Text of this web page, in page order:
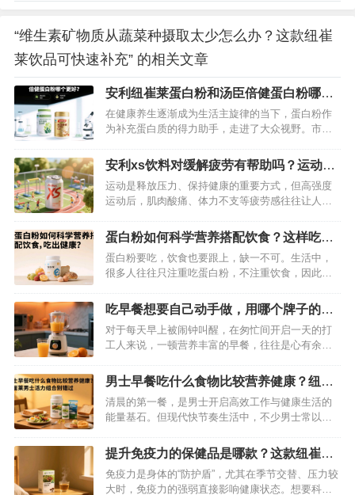
“维生素矿物质从蔬菜种摄取太少怎么办？这款纽崔
莱饮品可快速补充” 的相关文章
安利纽崔莱蛋白粉和汤臣倍健蛋白粉哪个
好？深度为你揭秘
在健康养生逐渐成为生活主旋律的当下，蛋白粉作
为补充蛋白质的得力助手，走进了大众视野。市场
汤臣倍健蛋白粉凭借较高的知名度和市场占有率，
备受消费者关注。但究竟哪一款更适合自己呢？今
天就从多个维度来剖析这两款蛋白粉，助你做出明
智之选。…
安利xs饮料对缓解疲劳有帮助吗？运动过
后喝一罐轻松消除疲劳
运动是释放压力、保持健康的重要方式，但高强度
运动后，肌肉酸痛、体力不支等疲劳感往往让人困
为很多人的关注点。安利 XS 饮料凭借科学配方与
实际效果，成为运动爱好者的“疲劳救星”，其对缓解
运动疲劳的帮助究竟如何？我们从成分、原理到实
测体验逐一解析。…
蛋白粉如何科学营养搭配饮食？这样吃让
你更加健康
蛋白粉要吃，饮食也要跟上，缺一不可。生活中，
很多人往往只注重吃蛋白粉，不注重饮食，因此，
毛病。所以，在吃蛋白粉的时候，我们也要跟上饮
食，这样才能让你吃出健康。…
吃早餐想要自己动手做，用哪个牌子的早
餐机做好？
对于每天早上被闹钟叫醒，在匆忙间开启一天的打
工人来说，一顿营养丰富的早餐，往往是心有余而
生问题；自己动手做，时间紧任务重，普通早餐机
功能单一，根本无法满足需求。别担心，今天就给
大家推荐一款早餐神器——纽崔莱三合一营养早餐
料理机，帮你轻松搞定早餐难题 。…
男士早餐吃什么食物比较营养健康？纽崔
莱男士活力组合别错过
清晨的第一餐，是男士开启高效工作与健康生活的
能量基石。但现代快节奏生活中，不少男士常以包
乏。科学搭配的早餐需要兼顾蛋白质、维生素、矿
物质等核心营养，而纽崔莱男士活力组合以精准配
方，为忙碌的男士提供了便捷又专业的营养解决方
案。…
提升免疫力的保健品是哪款？这款纽崔莱
产品不错
免疫力是身体的“防护盾”，尤其在季节交替、压力较
大时，免疫力的强弱直接影响健康状态。想要科学